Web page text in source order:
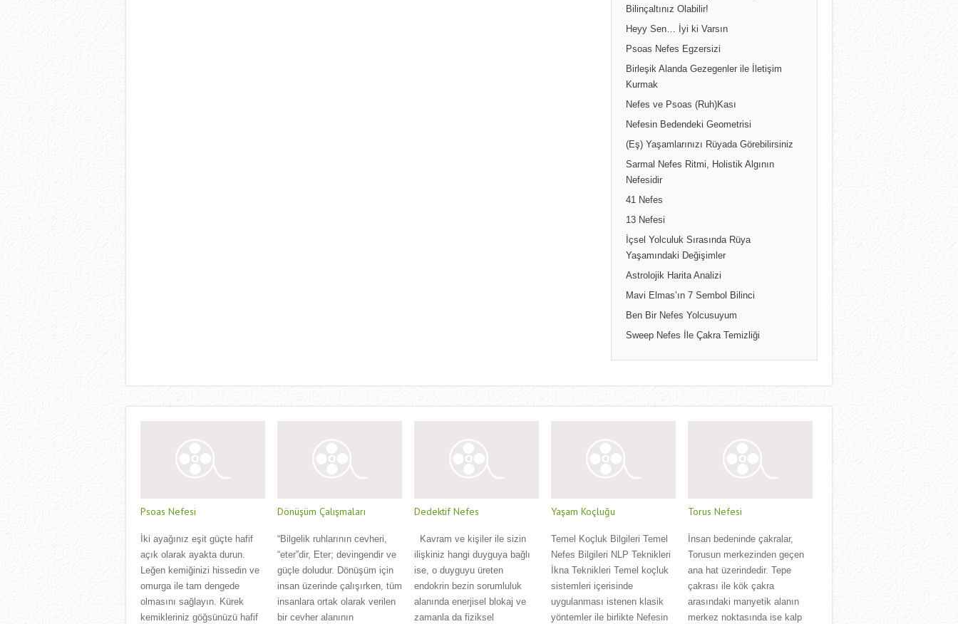
Bilinçaltınız Olabilir!
Heyy Sen… İyi ki Varsın
Psoas Nefes Egzersizi
Birleşik Alanda Gezegenler ile İletişim
Kurmak
Nefes ve Psoas (Ruh)Kası
Nefesin Bedendeki Geometrisi
(Eş) Yaşamlarınızı Rüyada Görebilirsiniz
Sarmal Nefes Ritmi, Holistik Algının
Nefesidir
41 Nefes
13 Nefesi
İçsel Yolculuk Sırasında Rüya
Yaşamındaki Değişimler
Astrolojik Harita Analizi
Mavi Elmas’ın 7 Sembol Bilinci
Ben Bir Nefes Yolcusuyum
Sweep Nefes İle Çakra Temizliği
Psoas Nefesi
İki ayağınız eşit güçte hafif
açık olarak ayakta durun.
Leğen kemiğinizi hissedin ve
omurga ile tam dengede
olmasını sağlayın. Kürek
kemikleriniz göğsünüzü hafif
Dönüşüm Çalışmaları
“Bilgelik ruhlarının cevheri,
“eter”dir, Eter; devingendir ve
güçle doludur. Dönüşüm için
insan üzerinde çalışırken, tüm
insanlara ortak olarak verilen
bir cevher alanının
Dedektif Nefes
Kavram ve kişiler ile sizin
ilişkiniz hangi duyguya bağlı
ise, o duyguyu üreten
endokrin bezin sorumluluk
alanında enerjisel blokaj ve
zamanla da fiziksel
Yaşam Koçluğu
Temel Koçluk Bilgileri Temel
Nefes Bilgileri NLP Teknikleri
İkna Teknikleri Temel koçluk
sistemleri içerisinde
uygulanması istenen klasik
yöntemler ile birlikte Nefesin
Torus Nefesi
İnsan bedeninde çakralar,
Torusun merkezinden geçen
ana hat üzerindedir. Tepe
çakrası ile kök çakra
arasındaki manyetik alanın
merkez noktasında ise kalp